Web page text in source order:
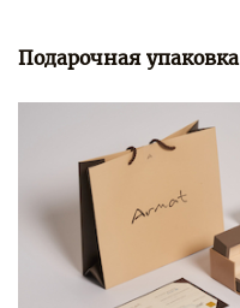
Подарочная упаковка